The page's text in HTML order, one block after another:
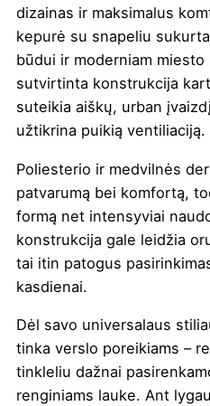
dizainas ir maksimalus
kepurė su snapeliu
būdui ir moderniam
sutvirtinta konstrukcija
suteikia aiškų, urban
užtikrina puikią ventiliaciją.
Poliesterio ir medvilnės
patvarumą bei komfortą,
formą net intensyviai
konstrukcija gale leidžia
tai itin patogus
kasdienai.
Dėl savo universalaus
tinka verslo poreikiams –
tinkleliu dažnai
renginiams lauke. Ant